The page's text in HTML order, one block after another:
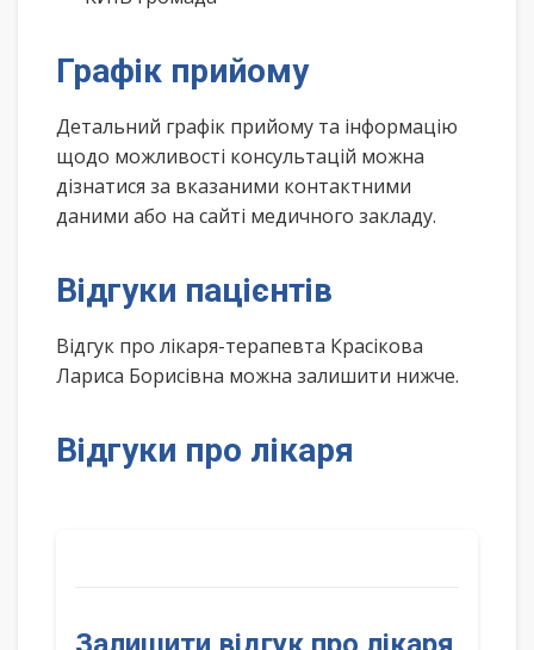
Графік прийому
Детальний графік прийому та інформацію
щодо можливості консультацій можна
дізнатися за вказаними контактними
даними або на сайті медичного закладу.
Відгуки пацієнтів
Відгук про лікаря-терапевта Красікова
Лариса Борисівна можна залишити нижче.
Відгуки про лікаря